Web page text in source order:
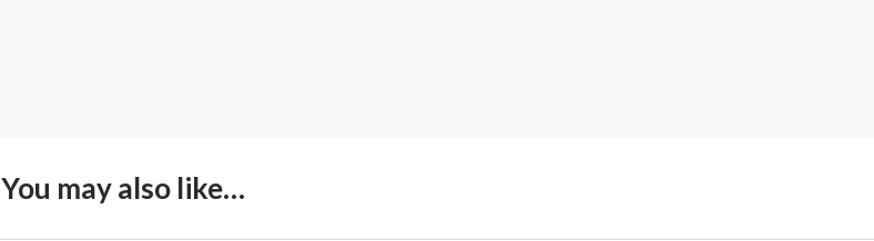
You may also like…